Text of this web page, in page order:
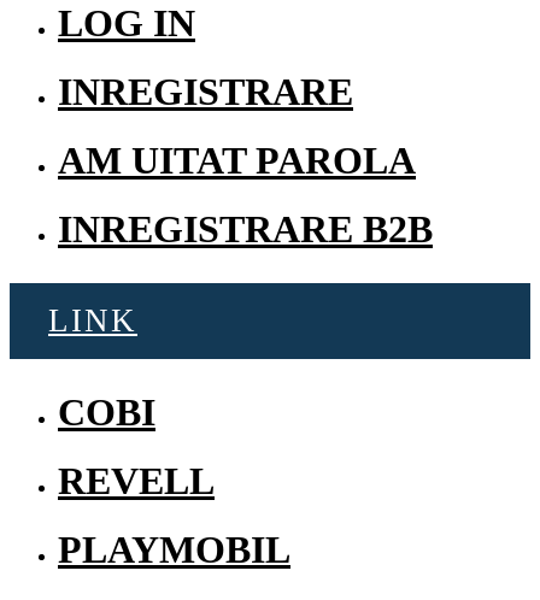
LOG IN
INREGISTRARE
AM UITAT PAROLA
INREGISTRARE B2B
LINK
COBI
REVELL
PLAYMOBIL